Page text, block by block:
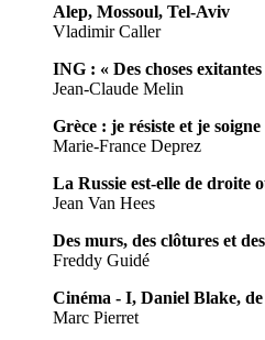
Alep, Mossoul, Tel-Aviv
Vladimir Caller
ING : « Des choses
Jean-Claude Melin
Grèce : je résiste et je soigne
Marie-France Deprez
La Russie est-elle de droite
Jean Van Hees
Des murs, des clôtures et
Freddy Guidé
Cinéma - I, Daniel Blake,
Marc Pierret